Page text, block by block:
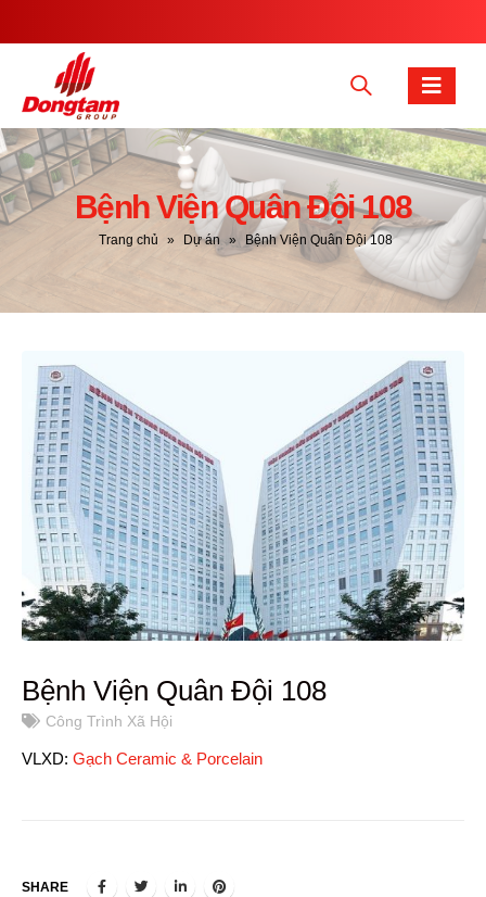
Bệnh Viện Quân Đội 108
Trang chủ » Dự án » Bệnh Viện Quân Đội 108
Bệnh Viện Quân Đội 108
Công Trình Xã Hội
VLXD: Gạch Ceramic & Porcelain
SHARE